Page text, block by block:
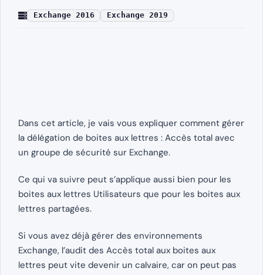
Exchange 2016 Exchange 2019
Dans cet article, je vais vous expliquer comment gérer
la délégation de boites aux lettres : Accès total avec
un groupe de sécurité sur Exchange.
Ce qui va suivre peut s’applique aussi bien pour les
boites aux lettres Utilisateurs que pour les boites aux
lettres partagées.
Si vous avez déjà gérer des environnements
Exchange, l’audit des Accès total aux boites aux
lettres peut vite devenir un calvaire, car on peut pas